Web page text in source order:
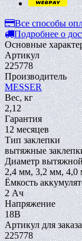
Все способы
Подробнее о
Основные
Артикул
225778
Производитель
MESSER
Вес, кг
2,12
Гарантия
12 месяцев
Тип заклепки
вытяжные
Диаметр
2,4 мм, 3,2 мм,
Ёмкость
2 Ач
Напряжение
18В
Артикул для заказа
225778